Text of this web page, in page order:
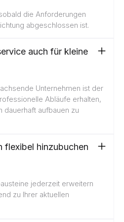
die Anforderungen
abgeschlossen ist.
auch für kleine
Unternehmen ist der
Abläufe erhalten,
dauerhaft aufbauen zu
flexibel hinzubuchen
jederzeit erweitern
zu Ihrer aktuellen